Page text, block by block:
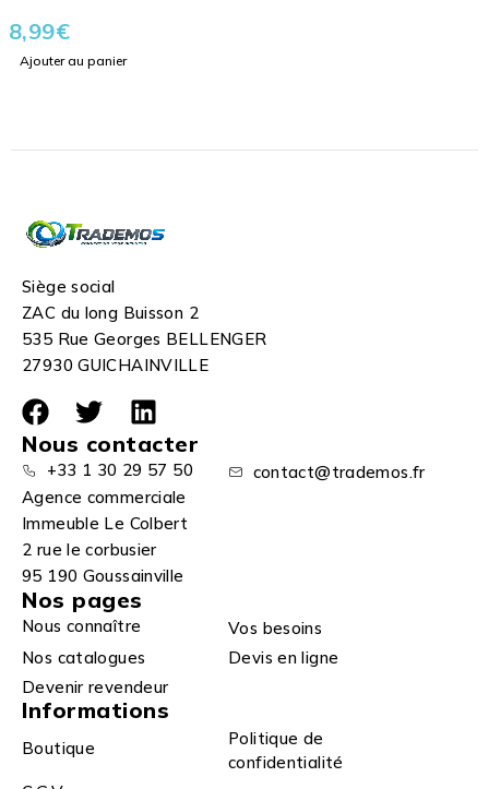
8,99€
Ajouter au panier
Siège social
ZAC du long Buisson 2
535 Rue Georges BELLENGER
27930 GUICHAINVILLE
Nous contacter
+33 1 30 29 57 50
contact@trademos.fr
Agence commerciale
Immeuble Le Colbert
2 rue le corbusier
95 190 Goussainville
Nos pages
Nous connaître
Vos besoins
Nos catalogues
Devis en ligne
Devenir revendeur
Informations
Boutique
Politique de
confidentialité